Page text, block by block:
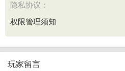
隐私协议：
权限管理须知
玩家留言